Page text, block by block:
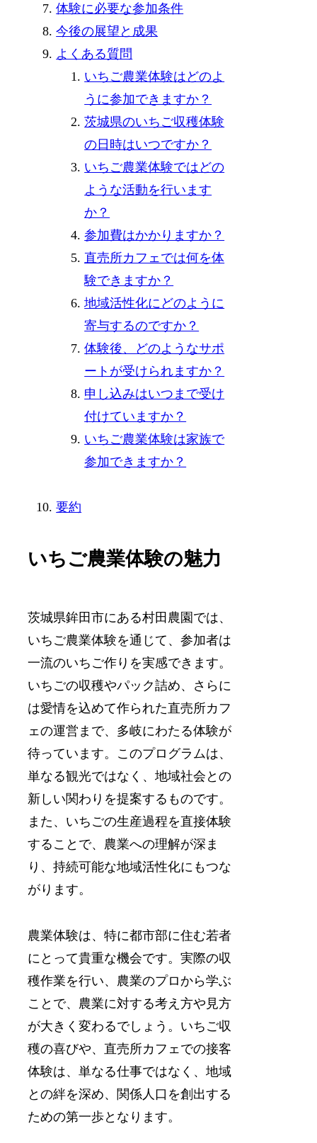
体験に必要な参加条件
今後の展望と成果
よくある質問
いちご農業体験はどのよ
うに参加できますか？
茨城県のいちご収穫体験
の日時はいつですか？
いちご農業体験ではどの
ような活動を行います
か？
参加費はかかりますか？
直売所カフェでは何を体
験できますか？
地域活性化にどのように
寄与するのですか？
体験後、どのようなサポ
ートが受けられますか？
申し込みはいつまで受け
付けていますか？
いちご農業体験は家族で
参加できますか？
要約
いちご農業体験の魅力
茨城県鉾田市にある村田農園では、
いちご農業体験を通じて、参加者は
一流のいちご作りを実感できます。
いちごの収穫やパック詰め、さらに
は愛情を込めて作られた直売所カフ
ェの運営まで、多岐にわたる体験が
待っています。このプログラムは、
単なる観光ではなく、地域社会との
新しい関わりを提案するものです。
また、いちごの生産過程を直接体験
することで、農業への理解が深ま
り、持続可能な地域活性化にもつな
がります。
農業体験は、特に都市部に住む若者
にとって貴重な機会です。実際の収
穫作業を行い、農業のプロから学ぶ
ことで、農業に対する考え方や見方
が大きく変わるでしょう。いちご収
穫の喜びや、直売所カフェでの接客
体験は、単なる仕事ではなく、地域
との絆を深め、関係人口を創出する
ための第一歩となります。